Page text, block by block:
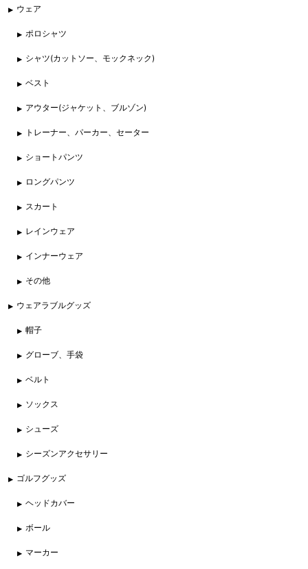
ウェア
ポロシャツ
シャツ(カットソー、モックネック)
ベスト
アウター(ジャケット、ブルゾン)
トレーナー、パーカー、セーター
ショートパンツ
ロングパンツ
スカート
レインウェア
インナーウェア
その他
ウェアラブルグッズ
帽子
グローブ、手袋
ベルト
ソックス
シューズ
シーズンアクセサリー
ゴルフグッズ
ヘッドカバー
ボール
マーカー